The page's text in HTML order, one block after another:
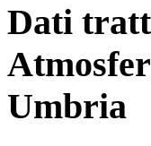
Dati
Umbria